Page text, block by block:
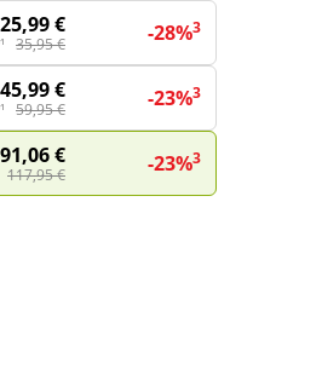
25,99 €
35,95 € -28%3
45,99 €
59,95 € -23%3
91,06 €
117,95 € -23%3